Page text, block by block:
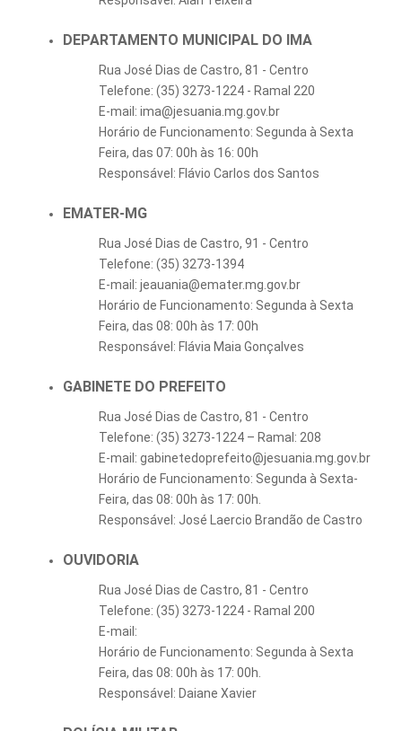
DEPARTAMENTO MUNICIPAL DO IMA
Rua José Dias de Castro, 81 - Centro
Telefone: (35) 3273-1224 - Ramal 220
E-mail: ima@jesuania.mg.gov.br
Horário de Funcionamento: Segunda à Sexta
Feira, das 07: 00h às 16: 00h
Responsável: Flávio Carlos dos Santos
EMATER-MG
Rua José Dias de Castro, 91 - Centro
Telefone: (35) 3273-1394
E-mail: jeauania@emater.mg.gov.br
Horário de Funcionamento: Segunda à Sexta
Feira, das 08: 00h às 17: 00h
Responsável: Flávia Maia Gonçalves
GABINETE DO PREFEITO
Rua José Dias de Castro, 81 - Centro
Telefone: (35) 3273-1224 – Ramal: 208
E-mail: gabinetedoprefeito@jesuania.mg.gov.br
Horário de Funcionamento: Segunda à Sexta-
Feira, das 08: 00h às 17: 00h.
Responsável: José Laercio Brandão de Castro
OUVIDORIA
Rua José Dias de Castro, 81 - Centro
Telefone: (35) 3273-1224 - Ramal 200
E-mail:
Horário de Funcionamento: Segunda à Sexta
Feira, das 08: 00h às 17: 00h.
Responsável: Daiane Xavier